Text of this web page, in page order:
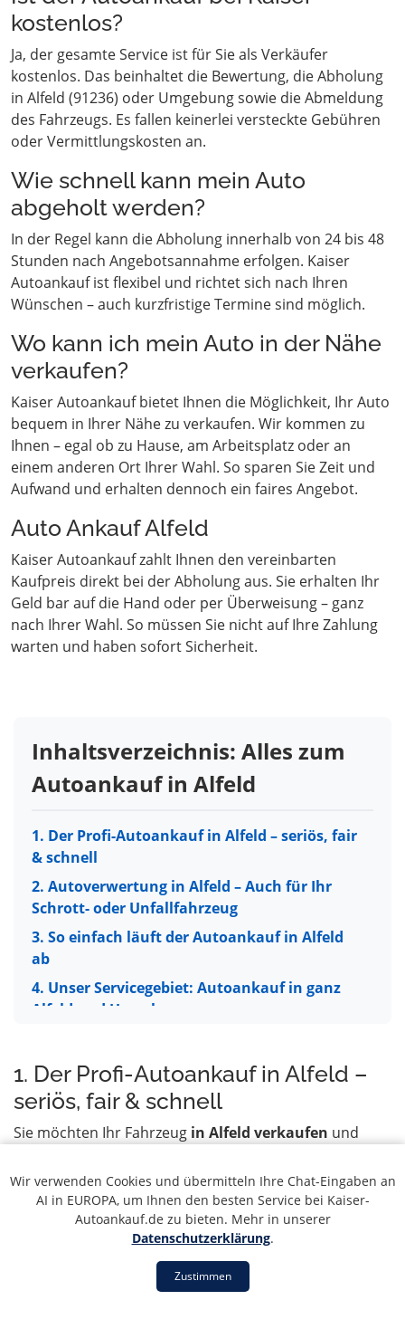
kostenlos?
Ja, der gesamte Service ist für Sie als Verkäufer
kostenlos. Das beinhaltet die Bewertung, die Abholung
in Alfeld (91236) oder Umgebung sowie die Abmeldung
des Fahrzeugs. Es fallen keinerlei versteckte Gebühren
oder Vermittlungskosten an.
Wie schnell kann mein Auto
abgeholt werden?
In der Regel kann die Abholung innerhalb von 24 bis 48
Stunden nach Angebotsannahme erfolgen. Kaiser
Autoankauf ist flexibel und richtet sich nach Ihren
Wünschen – auch kurzfristige Termine sind möglich.
Wo kann ich mein Auto in der Nähe
verkaufen?
Kaiser Autoankauf bietet Ihnen die Möglichkeit, Ihr Auto
bequem in Ihrer Nähe zu verkaufen. Wir kommen zu
Ihnen – egal ob zu Hause, am Arbeitsplatz oder an
einem anderen Ort Ihrer Wahl. So sparen Sie Zeit und
Aufwand und erhalten dennoch ein faires Angebot.
Auto Ankauf Alfeld
Kaiser Autoankauf zahlt Ihnen den vereinbarten
Kaufpreis direkt bei der Abholung aus. Sie erhalten Ihr
Geld bar auf die Hand oder per Überweisung – ganz
nach Ihrer Wahl. So müssen Sie nicht auf Ihre Zahlung
warten und haben sofort Sicherheit.
Inhaltsverzeichnis: Alles zum
Autoankauf in Alfeld
1. Der Profi-Autoankauf in Alfeld – seriös, fair
& schnell
2. Autoverwertung in Alfeld – Auch für Ihr
Schrott- oder Unfallfahrzeug
3. So einfach läuft der Autoankauf in Alfeld
ab
4. Unser Servicegebiet: Autoankauf in ganz
Alfeld und Umgebung
in Alfeld
6. Ihr Fahrzeug in guten Händen: PKW, LKW &
Transporter
7. Wann ist eine Autoverwertung die richtige
8. Neuwagen & junge Gebrauchte in Alfeld
verkaufen
9. Was ist mein Auto oder Schrottfahrzeug in
Alfeld noch wert?
10. Verkaufen oder Ausschlachten? Unser
1. Der Profi-Autoankauf in Alfeld –
seriös, fair & schnell
Sie möchten Ihr Fahrzeug in Alfeld verkaufen und
Kaiser Autoankauf genau richtig. Unser Service steht
für einenprofessionellen Autoankauf in Alfeld, der
sich durch absolute Seriosität, faire Preise und eine
schnelle Abwicklung auszeichnet. Egal, ob Sie einen
gebrauchten PKW, einen LKW oder einen Motorroller
verkaufen möchten – wir sind Ihr erster
Wir verwenden Cookies und übermitteln Ihre Chat-Eingaben an
AI in EUROPA, um Ihnen den besten Service bei Kaiser-
Autoankauf.de zu bieten. Mehr in unserer
Datenschutzerklärung.
Zustimmen